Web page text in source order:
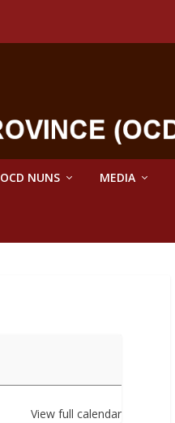
OCD NUNS MEDIA
View full calendar